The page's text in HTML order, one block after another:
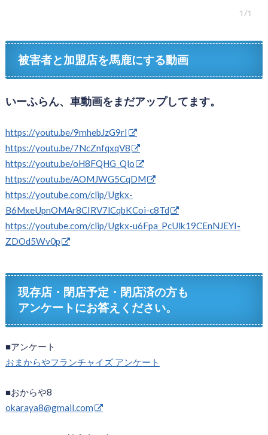
被害者と加盟店を馬鹿にする動画
いーふらん、車動画をまだアップしてます。
https://youtu.be/9mhebJzG9rI
https://youtu.be/7NcZnfqxqV8
https://youtu.be/oH8FQHG_Qlo
https://youtu.be/AOMJWG5CqDM
https://youtube.com/clip/Ugkx-
B6MxeUpnOMAr8CIRV7lCqbKCoi-c8Td
https://youtube.com/clip/Ugkx-u6Fpa_PcUlk19CEnNJEYI-
ZDOd5Wv0p
現存店・閉店予定・閉店済の方も
アンケートにお答えください。
■アンケート
おまからやフランチャイズ アンケート
■おからや8
okaraya8@gmail.com